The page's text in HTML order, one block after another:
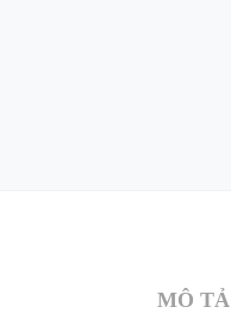
MÔ TẢ